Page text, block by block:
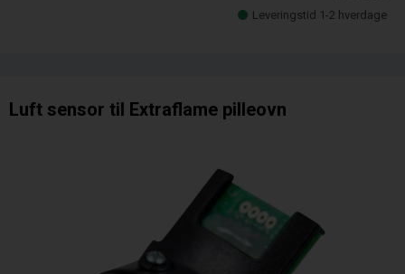
Leveringstid 1-2 hverdage
Luft sensor til Extraflame pilleovn